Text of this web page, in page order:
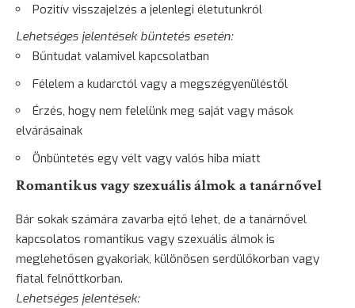
Pozitív visszajelzés a jelenlegi életutunkról
Lehetséges jelentések büntetés esetén:
Bűntudat valamivel kapcsolatban
Félelem a kudarctól vagy a megszégyenüléstől
Érzés, hogy nem felelünk meg saját vagy mások
elvárásainak
Önbüntetés egy vélt vagy valós hiba miatt
Romantikus vagy szexuális álmok a tanárnővel
Bár sokak számára zavarba ejtő lehet, de a tanárnővel
kapcsolatos romantikus vagy szexuális álmok is
meglehetősen gyakoriak, különösen serdülőkorban vagy
fiatal felnőttkorban.
Lehetséges jelentések: